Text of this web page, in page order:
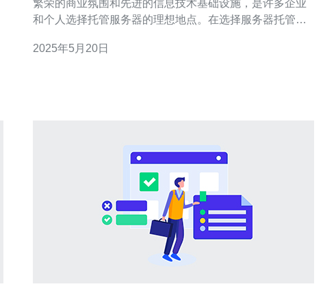
繁荣的商业氛围和先进的信息技术基础设施，是许多企业
和个人选择托管服务器的理想地点。在选择服务器托管服
服务器是指具有强大的防护能力，能够抵御各种网络攻击
2025年5月20日